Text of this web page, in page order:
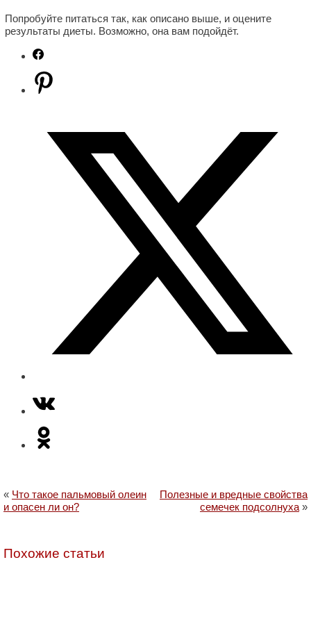
Попробуйте питаться так, как описано выше, и оцените
результаты диеты. Возможно, она вам подойдёт.
« Что такое пальмовый олеин
и опасен ли он?
Полезные и вредные свойства
семечек подсолнуха »
Похожие статьи